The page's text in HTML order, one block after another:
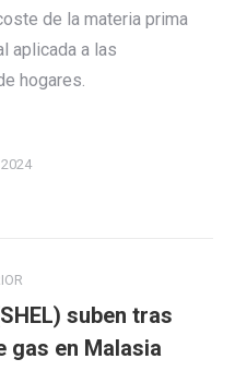
de la materia prima
aplicada a las
hogares.
suben tras
gas en Malasia